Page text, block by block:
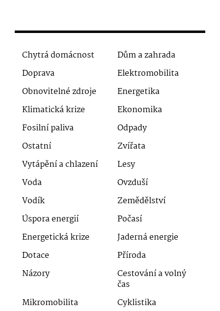
Chytrá domácnost
Dům a zahrada
Doprava
Elektromobilita
Obnovitelné zdroje
Energetika
Klimatická krize
Ekonomika
Fosilní paliva
Odpady
Ostatní
Zvířata
Vytápění a chlazení
Lesy
Voda
Ovzduší
Vodík
Zemědělství
Úspora energií
Počasí
Energetická krize
Jaderná energie
Dotace
Příroda
Názory
Cestování a volný
čas
Mikromobilita
Cyklistika